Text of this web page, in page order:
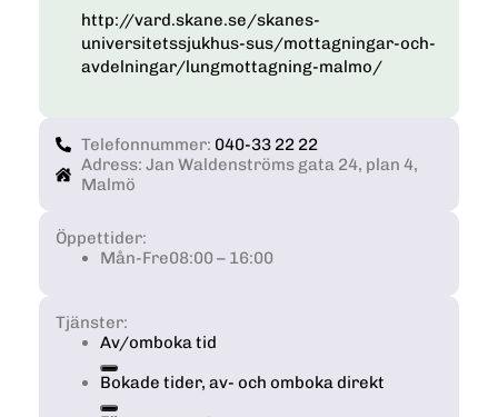
http://vard.skane.se/skanes-
universitetssjukhus-sus/mottagningar-och-
avdelningar/lungmottagning-malmo/
Telefonnummer: 040-33 22 22
Adress: Jan Waldenströms gata 24, plan 4,
Malmö
Öppettider:
Mån-Fre08:00 – 16:00
Tjänster:
Av/omboka tid
Bokade tider, av- och omboka direkt